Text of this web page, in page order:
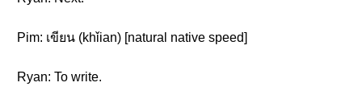
Pim: เขียน (khǐian) [natural native speed]
Ryan: To write.